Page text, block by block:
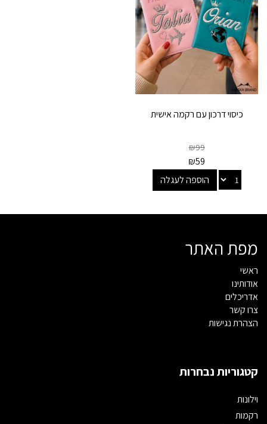
כיסוי דרכון עם רקמה אישית
₪99
₪59
הוספה לעגלה
מפת האתר
ראשי
אודותינו
אדריכלים
צרו קשר
הצהרת נגישות
קטגוריות נבחרות
וילונות
רקמות